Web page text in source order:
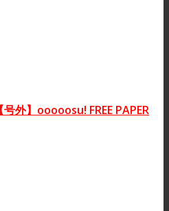
【号外】ooooosu! FREE PAPER